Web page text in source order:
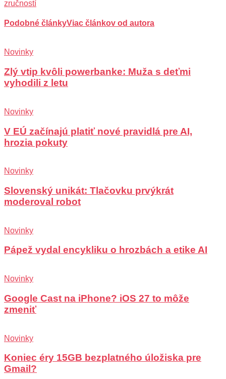
zručností
Podobné článkyViac článkov od autora
Novinky
Zlý vtip kvôli powerbanke: Muža s deťmi
vyhodili z letu
Novinky
V EÚ začínajú platiť nové pravidlá pre AI,
hrozia pokuty
Novinky
Slovenský unikát: Tlačovku prvýkrát
moderoval robot
Novinky
Pápež vydal encykliku o hrozbách a etike AI
Novinky
Google Cast na iPhone? iOS 27 to môže
zmeniť
Novinky
Koniec éry 15GB bezplatného úložiska pre
Gmail?